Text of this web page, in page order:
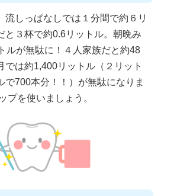
流しっぱなしでは１分間で約６リ
と３杯で約0.6リットル。朝晩み
ルが無駄に！４人家族だと約48
では約1,400リットル（２リット
で700本分！！）が無駄になりま
プを使いましょう。